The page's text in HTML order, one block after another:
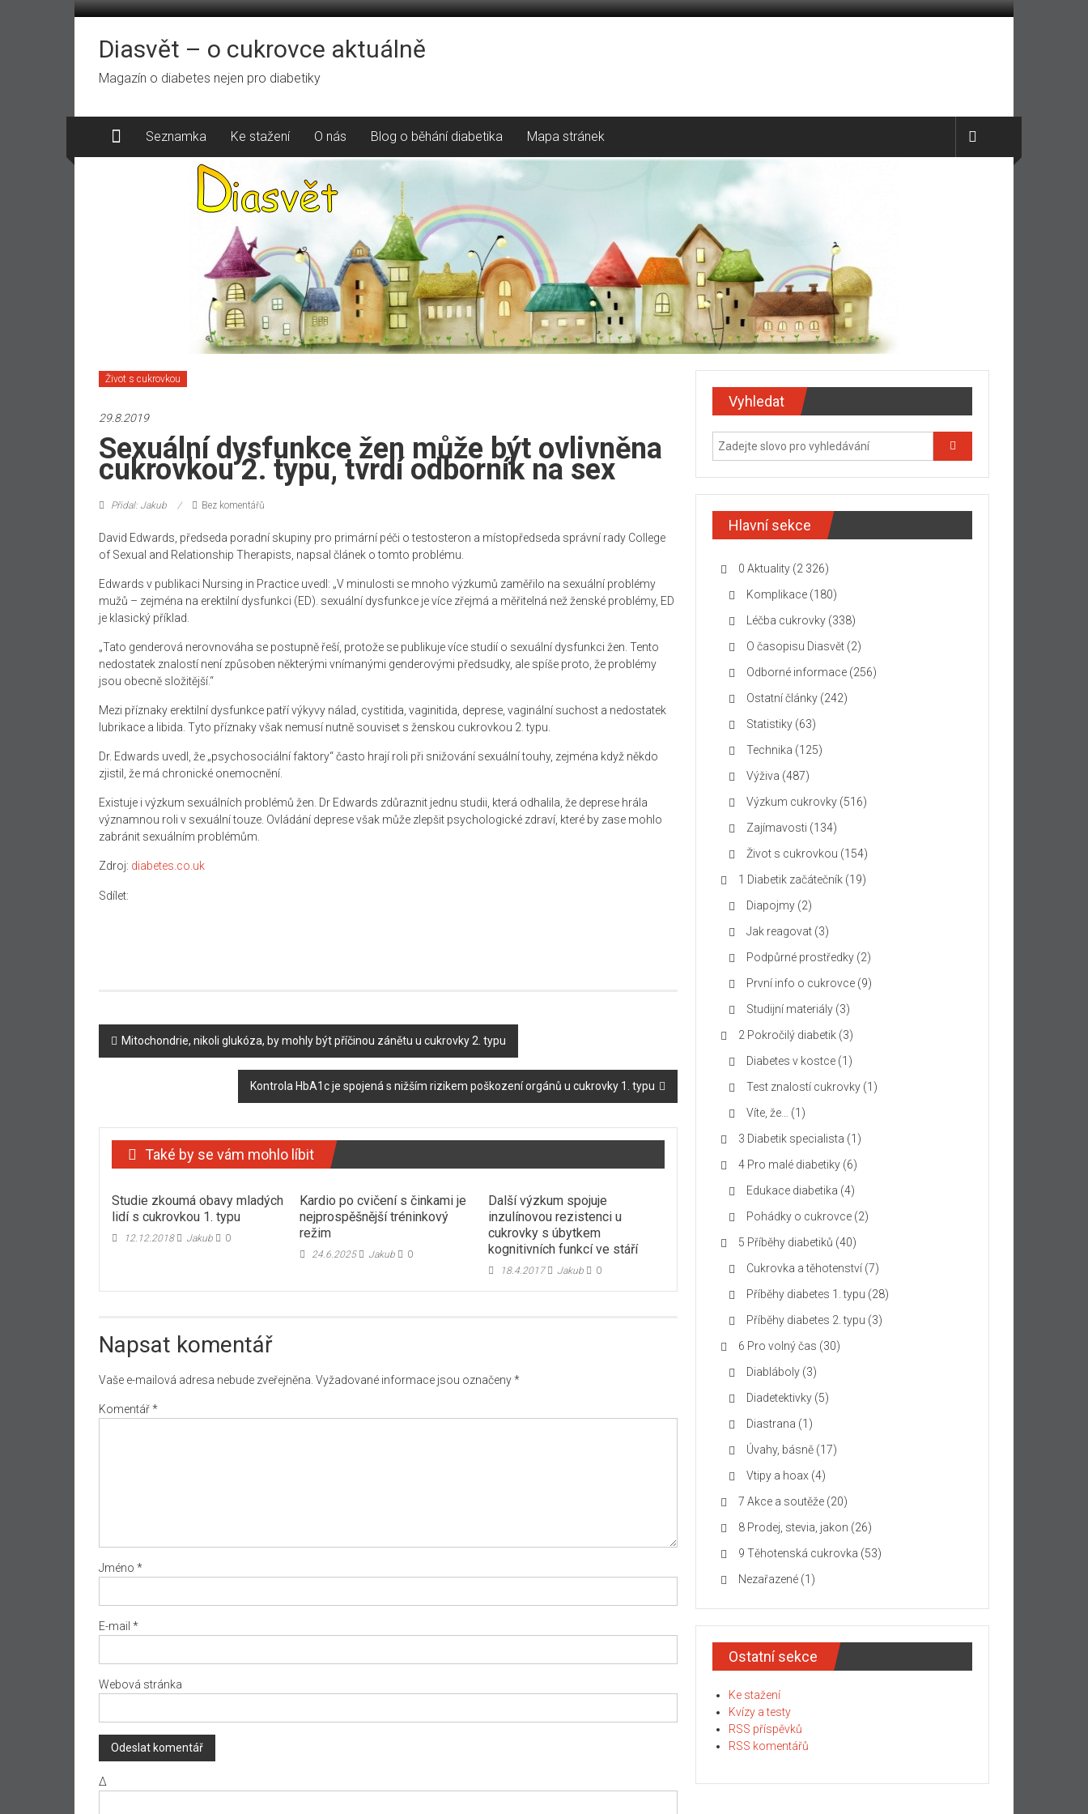
Přeskočit
obsahDiasvět – o cukrovce aktuálně
Magazín o diabetes nejen pro diabetiky
Seznamka Ke stažení O nás Blog o běhání diabetika Mapa stránek
Život s cukrovkou
29.8.2019
Sexuální dysfunkce žen může být ovlivněna
cukrovkou 2. typu, tvrdí odborník na sex
Přidal: Jakub Bez komentářů
David Edwards, předseda poradní skupiny pro primární péči o testosteron a místopředseda správní rady College
of Sexual and Relationship Therapists, napsal článek o tomto problému.
Edwards v publikaci Nursing in Practice uvedl: „V minulosti se mnoho výzkumů zaměřilo na sexuální problémy
mužů – zejména na erektilní dysfunkci (ED). sexuální dysfunkce je více zřejmá a měřitelná než ženské problémy, ED
je klasický příklad.
„Tato genderová nerovnováha se postupně řeší, protože se publikuje více studií o sexuální dysfunkci žen. Tento
nedostatek znalostí není způsoben některými vnímanými genderovými předsudky, ale spíše proto, že problémy
jsou obecně složitější.“
Mezi příznaky erektilní dysfunkce patří výkyvy nálad, cystitida, vaginitida, deprese, vaginální suchost a nedostatek
lubrikace a libida. Tyto příznaky však nemusí nutně souviset s ženskou cukrovkou 2. typu.
Dr. Edwards uvedl, že „psychosociální faktory“ často hrají roli při snižování sexuální touhy, zejména když někdo
zjistil, že má chronické onemocnění.
Existuje i výzkum sexuálních problémů žen. Dr Edwards zdůraznit jednu studii, která odhalila, že deprese hrála
významnou roli v sexuální touze. Ovládání deprese však může zlepšit psychologické zdraví, které by zase mohlo
zabránit sexuálním problémům.
Zdroj: diabetes.co.uk
Sdílet:
Navigace
příspěvku
Mitochondrie, nikoli glukóza, by mohly být příčinou zánětu u cukrovky 2. typu
Kontrola HbA1c je spojená s nižším rizikem poškození orgánů u cukrovky 1. typu
Také by se vám mohlo líbit
Studie zkoumá obavy mladých
lidí s cukrovkou 1. typu
12.12.2018 Jakub 0
Kardio po cvičení s činkami je
nejprospěšnější tréninkový
režim
24.6.2025 Jakub 0
Další výzkum spojuje
inzulínovou rezistenci u
cukrovky s úbytkem
kognitivních funkcí ve stáří
18.4.2017 Jakub 0
Napsat komentář
Vaše e-mailová adresa nebude zveřejněna. Vyžadované informace jsou označeny*
Komentář*
Jméno *
E-mail *
Webová stránka
Δ
Vyhledat
Hlavní sekce
0 Aktuality (2 326)
Komplikace (180)
Léčba cukrovky (338)
O časopisu Diasvět (2)
Odborné informace (256)
Ostatní články (242)
Statistiky (63)
Technika (125)
Výživa (487)
Výzkum cukrovky (516)
Zajímavosti (134)
Život s cukrovkou (154)
1 Diabetik začátečník (19)
Diapojmy (2)
Jak reagovat (3)
Podpůrné prostředky (2)
První info o cukrovce (9)
Studijní materiály (3)
2 Pokročilý diabetik (3)
Diabetes v kostce (1)
Test znalostí cukrovky (1)
Víte, že…
(1)
3 Diabetik specialista (1)
4 Pro malé diabetiky (6)
Edukace diabetika (4)
Pohádky o cukrovce (2)
5 Příběhy diabetiků (40)
Cukrovka a těhotenství (7)
Příběhy diabetes 1. typu (28)
Příběhy diabetes 2. typu (3)
6 Pro volný čas (30)
Diabláboly (3)
Diadetektivky (5)
Diastrana (1)
Úvahy, básně (17)
Vtipy a hoax (4)
7 Akce a soutěže (20)
8 Prodej, stevia, jakon (26)
9 Těhotenská cukrovka (53)
Nezařazené (1)
Ostatní sekce
Ke stažení
Kvízy a testy
RSS příspěvků
RSS komentářů